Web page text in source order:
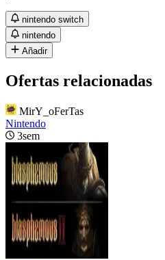
nintendo switch
nintendo
Añadir
Ofertas relacionadas
MirY_oFerTas
Nintendo
3sem